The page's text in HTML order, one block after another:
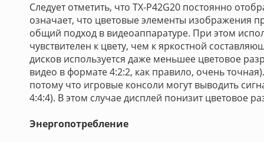
Следует отметить, что TX-P42G20 постоянно
означает, что цветовые элементы изображения
общий подход в видеоаппаратуре. При этом
чувствителен к цвету, чем к яркостной
дисков используется даже меньшее цветовое
видео в формате 4:2:2, как правило, очень
потому что игровые консоли могут выводить
4:4:4). В этом случае дисплей понизит цветовое
Энергопотребление